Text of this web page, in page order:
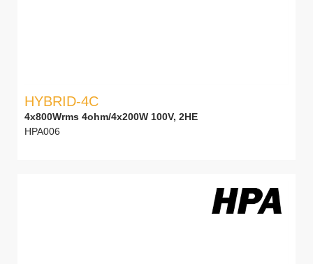
HYBRID-4C
4x800Wrms 4ohm/4x200W 100V, 2HE
HPA006